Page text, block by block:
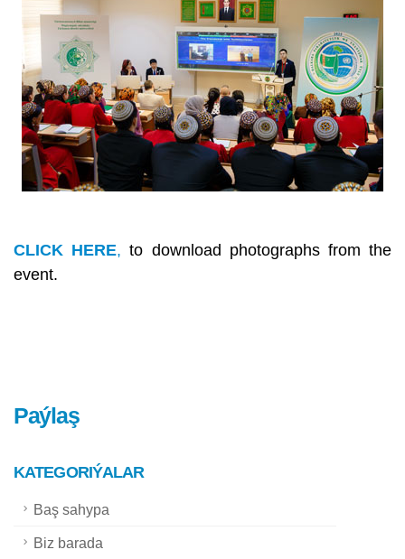
CLICK HERE,to download photographs from the
event.
Paýlaş
KATEGORIÝALAR
Baş sahypa
Biz barada